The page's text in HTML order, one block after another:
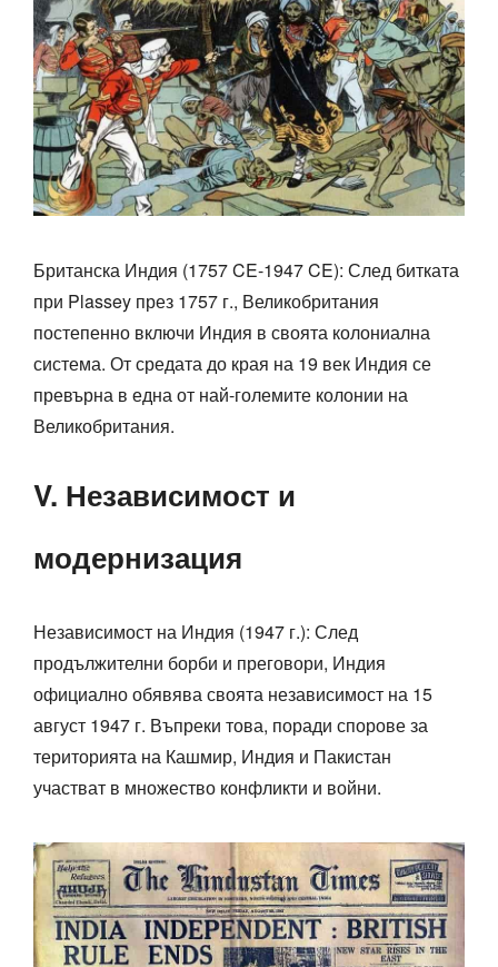
Британска Индия (1757 CE-1947 CE): След битката
при Plassey през 1757 г., Великобритания
постепенно включи Индия в своята колониална
система. От средата до края на 19 век Индия се
превърна в една от най-големите колонии на
Великобритания.
V. Независимост и
модернизация
Независимост на Индия (1947 г.): След
продължителни борби и преговори, Индия
официално обявява своята независимост на 15
август 1947 г. Въпреки това, поради спорове за
територията на Кашмир, Индия и Пакистан
участват в множество конфликти и войни.